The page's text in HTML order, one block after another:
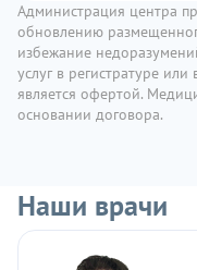
Администрация центра
обновлению
избежание
услуг в регистратуре
является офертой.
основании договора.
Наши врачи